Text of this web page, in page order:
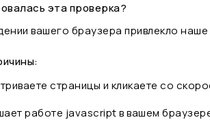
эта проверка?
вашего браузера привлекло
страницы и кликаете со
работе javascript в вашем